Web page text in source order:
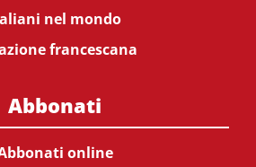
nel mondo
francescana
Abbonati
online